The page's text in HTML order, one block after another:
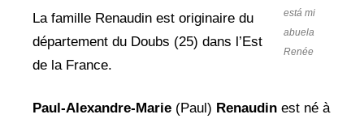
está mi
abuela
Renée
La famille Renaudin est originaire du
département du Doubs (25) dans l’Est
de la France.
Paul-Alexandre-Marie (Paul) Renaudin est né à